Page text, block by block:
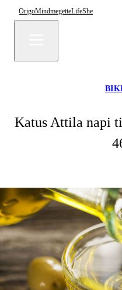
OrigoMindmegetteLifeShe
Katus Attila napi